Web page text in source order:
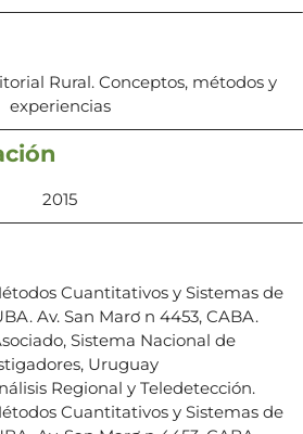
Rural. Conceptos, métodos y
experiencias
2015
Cuantitativos y Sistemas de
Av. San Marơ n 4453, CABA.
Sistema Nacional de
Uruguay
Regional y Teledetección.
Cuantitativos y Sistemas de